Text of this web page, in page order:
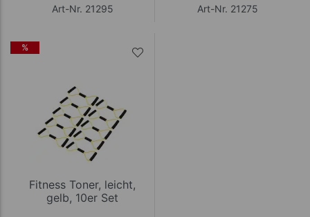
Art-Nr. 21295
Art-Nr. 21275
%
Fitness Toner, leicht,
gelb, 10er Set